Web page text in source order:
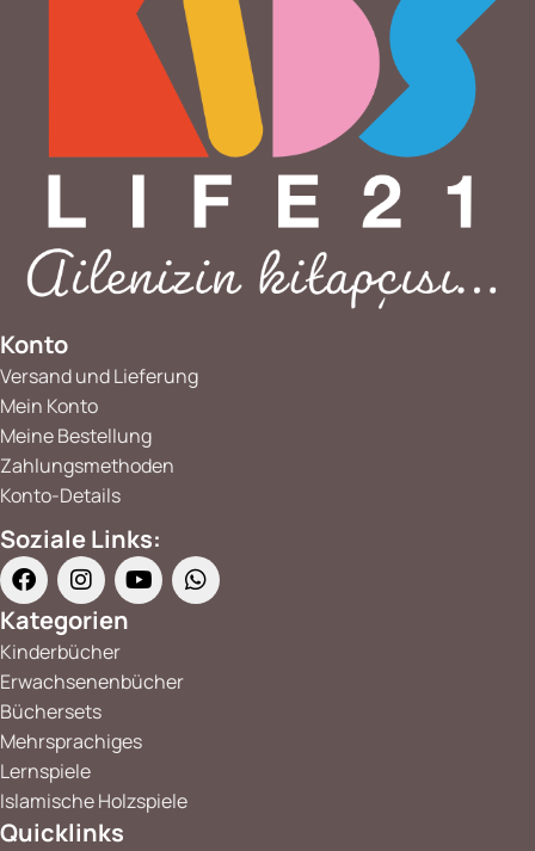
Konto
Versand und Lieferung
Mein Konto
Meine Bestellung
Zahlungsmethoden
Konto-Details
Soziale Links:
Kategorien
Kinderbücher
Erwachsenenbücher
Büchersets
Mehrsprachiges
Lernspiele
Islamische Holzspiele
Quicklinks